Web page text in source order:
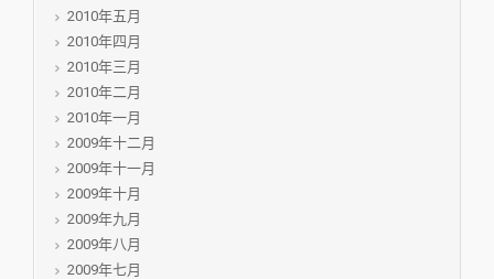
2010年五月
2010年四月
2010年三月
2010年二月
2010年一月
2009年十二月
2009年十一月
2009年十月
2009年九月
2009年八月
2009年七月